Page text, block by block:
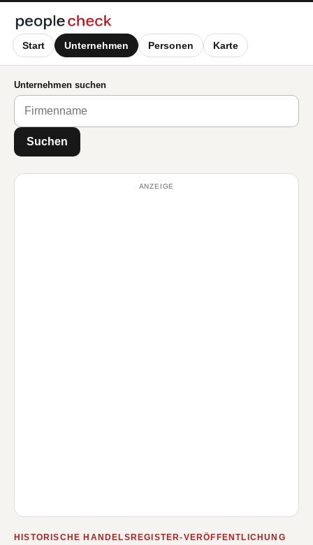
Start Unternehmen Personen Karte
Unternehmen suchen
Suchen
ANZEIGE
HISTORISCHE HANDELSREGISTER-VERÖFFENTLICHUNG